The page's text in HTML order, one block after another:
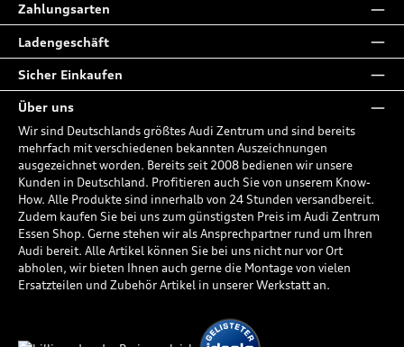
Zahlungsarten
Ladengeschäft
Sicher Einkaufen
Über uns
Wir sind Deutschlands größtes Audi Zentrum und sind bereits
mehrfach mit verschiedenen bekannten Auszeichnungen
ausgezeichnet worden. Bereits seit 2008 bedienen wir unsere
Kunden in Deutschland. Profitieren auch Sie von unserem Know-
How. Alle Produkte sind innerhalb von 24 Stunden versandbereit.
Zudem kaufen Sie bei uns zum günstigsten Preis im Audi Zentrum
Essen Shop. Gerne stehen wir als Ansprechpartner rund um Ihren
Audi bereit. Alle Artikel können Sie bei uns nicht nur vor Ort
abholen, wir bieten Ihnen auch gerne die Montage von vielen
Ersatzteilen und Zubehör Artikel in unserer Werkstatt an.